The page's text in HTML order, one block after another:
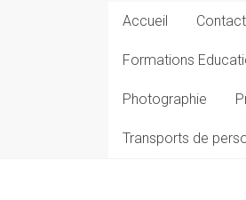
Accueil Contact
Formations
Photographie
Transports de